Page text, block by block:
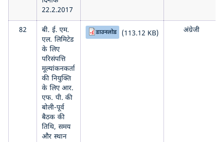
22.2.2017
82
बी. ई. एम.
एल. लिमिटेड
के लिए
परिसंपत्ति
मूल्यांकनकर्ता
की नियुक्ति
के लिए आर.
एफ. पी. की
बोली-पूर्व
बैठक की
तिथि, समय
और स्थान
डाउनलोड (113.12 KB) अंग्रेजी